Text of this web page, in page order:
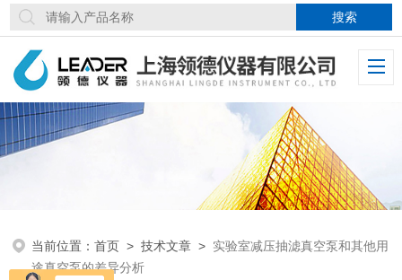
当前位置：首页 >技术文章 > 实验室减压抽滤真空泵和其他用
途真空泵的差异分析